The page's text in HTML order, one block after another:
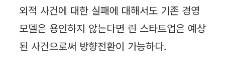
외적 사건에 대한 실패에 대해서도 기존 경영
모델은 용인하지 않는다면 린 스타트업은 예상
된 사건으로써 방향전환이 가능하다.